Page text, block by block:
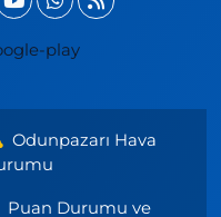
Odunpazarı Hava
Puan Durumu ve